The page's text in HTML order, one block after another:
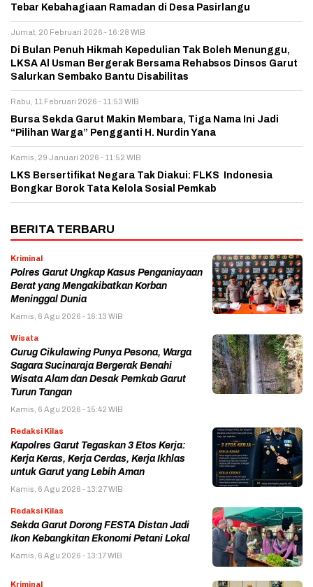
Tebar Kebahagiaan Ramadan di Desa Pasirlangu
Jumat, 20 Februari 2026 - 16:28 WIB
Di Bulan Penuh Hikmah Kepedulian Tak Boleh Menunggu,
LKSA Al Usman Bergerak Bersama Rehabsos Dinsos Garut
Salurkan Sembako Bantu Disabilitas
Rabu, 11 Februari 2026 - 11:53 WIB
Bursa Sekda Garut Makin Membara, Tiga Nama Ini Jadi
“Pilihan Warga” Pengganti H. Nurdin Yana
Kamis, 29 Januari 2026 - 11:52 WIB
LKS Bersertifikat Negara Tak Diakui: FLKS Indonesia
Bongkar Borok Tata Kelola Sosial Pemkab
BERITA TERBARU
Kriminal
Polres Garut Ungkap Kasus Penganiayaan
Berat yang Mengakibatkan Korban
Meninggal Dunia
Kamis, 6 Agu 2026 - 16:13 WIB
Wisata
Curug Cikulawing Punya Pesona, Warga
Sagara Sucinaraja Bergerak Benahi
Wisata Alam dan Desak Pemkab Garut
Turun Tangan
Kamis, 6 Agu 2026 - 15:42 WIB
Redaksi Kilas
Kapolres Garut Tegaskan 3 Etos Kerja:
Kerja Keras, Kerja Cerdas, Kerja Ikhlas
untuk Garut yang Lebih Aman
Kamis, 6 Agu 2026 - 13:27 WIB
Redaksi Kilas
Sekda Garut Dorong FESTA Distan Jadi
Ikon Kebangkitan Ekonomi Petani Lokal
Kamis, 6 Agu 2026 - 13:17 WIB
Kriminal